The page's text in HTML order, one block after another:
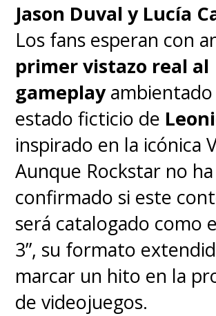
Jason Duval y Lucía
Los fans esperan con
primer vistazo real al
gameplayambientado
estado ficticio de
inspirado en la icónica
Aunque Rockstar no ha
confirmado si este
será catalogado como
3”, su formato
marcar un hito en la
de videojuegos.